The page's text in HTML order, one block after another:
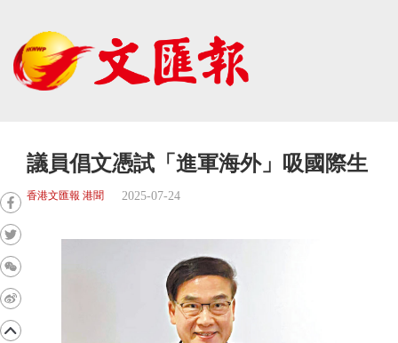
議員倡文憑試「進軍海外」吸國際生
香港文匯報 港聞 2025-07-24